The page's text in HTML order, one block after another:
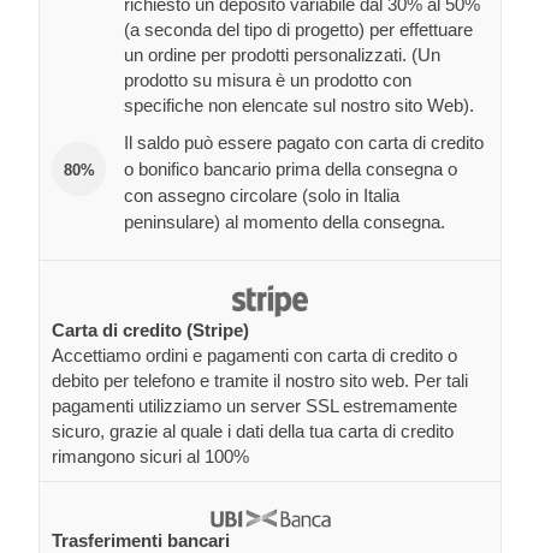
richiesto un deposito variabile dal 30% al 50%
(a seconda del tipo di progetto) per effettuare
un ordine per prodotti personalizzati. (Un
prodotto su misura è un prodotto con
specifiche non elencate sul nostro sito Web).
80%
Il saldo può essere pagato con carta di credito
o bonifico bancario prima della consegna o
con assegno circolare (solo in Italia
peninsulare) al momento della consegna.
Carta di credito (Stripe)
Accettiamo ordini e pagamenti con carta di credito o
debito per telefono e tramite il nostro sito web. Per tali
pagamenti utilizziamo un server SSL estremamente
sicuro, grazie al quale i dati della tua carta di credito
rimangono sicuri al 100%
Trasferimenti bancari